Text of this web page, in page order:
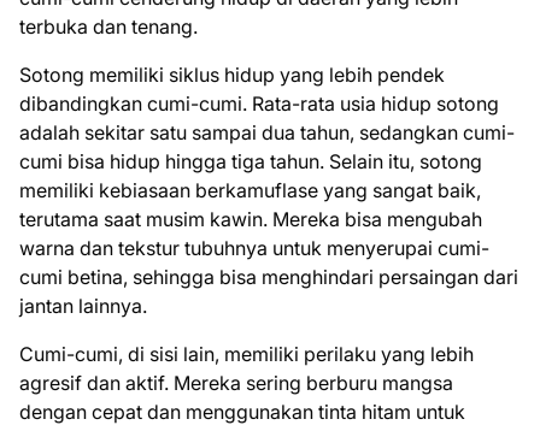
terbuka dan tenang.
Sotong memiliki siklus hidup yang lebih pendek
dibandingkan cumi-cumi. Rata-rata usia hidup sotong
adalah sekitar satu sampai dua tahun, sedangkan cumi-
cumi bisa hidup hingga tiga tahun. Selain itu, sotong
memiliki kebiasaan berkamuflase yang sangat baik,
terutama saat musim kawin. Mereka bisa mengubah
warna dan tekstur tubuhnya untuk menyerupai cumi-
cumi betina, sehingga bisa menghindari persaingan dari
jantan lainnya.
Cumi-cumi, di sisi lain, memiliki perilaku yang lebih
agresif dan aktif. Mereka sering berburu mangsa
dengan cepat dan menggunakan tinta hitam untuk